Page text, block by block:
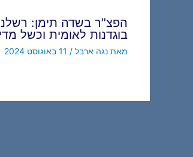
הפצ"ר בשדה תימן:
בוגדנות לאומית וכשל
מאתנגה ארבל/ 11 באוגוסט 2024